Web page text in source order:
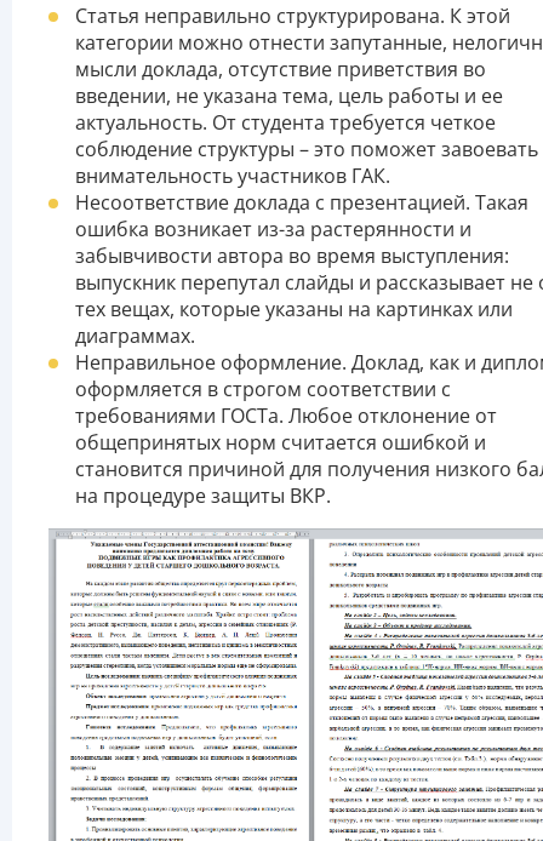
Статья неправильно структурирована. К этой
категории можно отнести запутанные,
мысли доклада, отсутствие приветствия во
введении, не указана тема, цель работы и ее
актуальность. От студента требуется четкое
соблюдение структуры – это поможет завоевать
внимательность участников ГАК.
Несоответствие доклада с презентацией. Такая
ошибка возникает из-за растерянности и
забывчивости автора во время выступления:
выпускник перепутал слайды и рассказывает не
тех вещах, которые указаны на картинках или
диаграммах.
Неправильное оформление. Доклад, как и
оформляется в строгом соответствии с
требованиями ГОСТа. Любое отклонение от
общепринятых норм считается ошибкой и
становится причиной для получения низкого
на процедуре защиты ВКР.